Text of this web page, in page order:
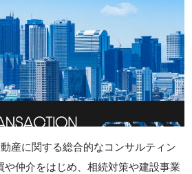
産に関する総合的なコンサルティン
や仲介をはじめ、相続対策や建設事業